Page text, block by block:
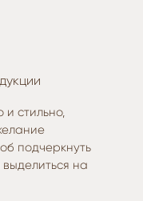
и стильно,
подчеркнуть
на